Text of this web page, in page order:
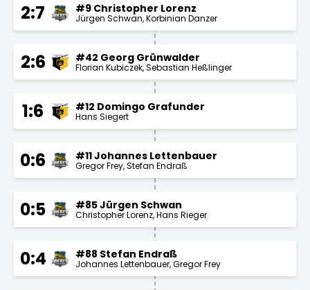
2:7 #9 Christopher Lorenz
Jürgen Schwan Korbinian Danzer
2:6 #42 Georg Grünwalder
Florian Kubiczek Sebastian Heßlinger
1:6 #12 Domingo Grafunder
Hans Siegert
0:6 #11 Johannes Lettenbauer
Gregor Frey Stefan Endraß
0:5 #85 Jürgen Schwan
Christopher Lorenz Hans Rieger
0:4 #88 Stefan Endraß
Johannes Lettenbauer Gregor Frey